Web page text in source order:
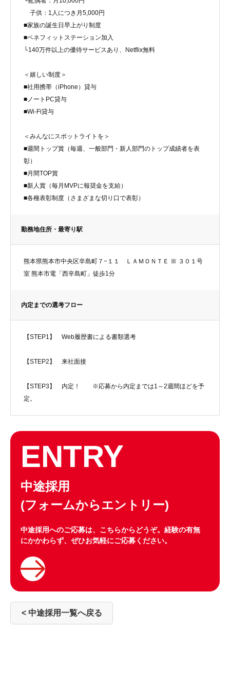
子供：1人につき月5,000円
■家族の誕生日早上がり制度
■ベネフィットステーション加入
└140万件以上の優待サービスあり、Netflix無料
＜嬉しい制度＞
■社用携帯（iPhone）貸与
■ノートPC貸与
■Wi-Fi貸与
＜みんなにスポットライトを＞
■週間トップ賞（毎週、一般部門・新人部門のトップ成績者を表
彰）
■月間TOP賞
■新人賞（毎月MVPに報奨金を支給）
■各種表彰制度（さまざまな切り口で表彰）
勤務地住所・最寄り駅
熊本県熊本市中央区辛島町７−１１ ＬＡＭＯＮＴＥ Ⅲ ３０１号
室 熊本市電「西辛島町」徒歩1分
内定までの選考フロー
【STEP1】 Web履歴書による書類選考
【STEP2】 来社面接
【STEP3】 内定！ ※応募から内定までは1～2週間ほどを予
定。
ENTRY
中途採用
(フォームからエントリー)
中途採用へのご応募は、こちらからどうぞ。経験の有無
にかかわらず、ぜひお気軽にご応募ください。
< 中途採用一覧へ戻る